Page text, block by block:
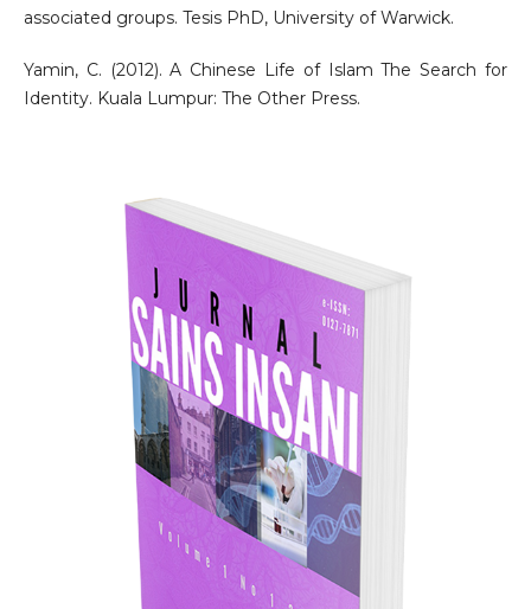
associated groups. Tesis PhD, University of Warwick.
Yamin, C. (2012). A Chinese Life of Islam The Search for
Identity. Kuala Lumpur: The Other Press.